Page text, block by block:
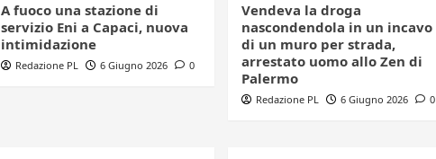
A fuoco una stazione di
servizio Eni a Capaci, nuova
intimidazione
Redazione PL 6 Giugno 2026 0
Vendeva la droga
nascondendola in un incavo
di un muro per strada,
arrestato uomo allo Zen di
Palermo
Redazione PL 6 Giugno 2026 0